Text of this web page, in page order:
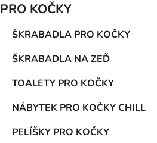
PRO KOČKY
ŠKRABADLA PRO KOČKY
ŠKRABADLA NA ZEĎ
TOALETY PRO KOČKY
NÁBYTEK PRO KOČKY CHILL
PELÍŠKY PRO KOČKY